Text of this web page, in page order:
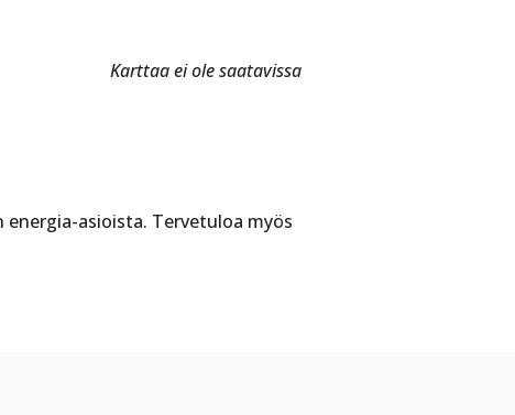
Karttaa ei ole saatavissa
asioista. Tervetuloa myös